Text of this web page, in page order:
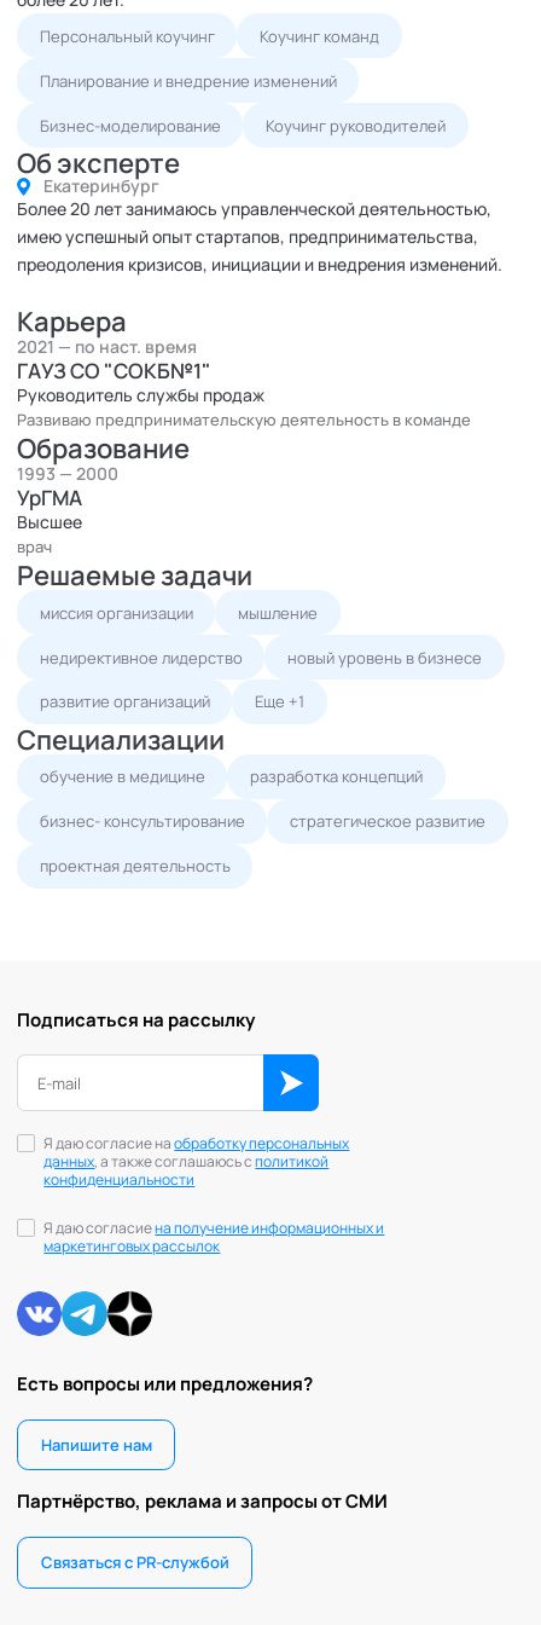
Персональный коучинг Коучинг команд
Планирование и внедрение изменений
Бизнес-моделирование Коучинг руководителей
Об эксперте
Екатеринбург
Более 20 лет занимаюсь управленческой деятельностью,
имею успешный опыт стартапов, предпринимательства,
преодоления кризисов, инициации и внедрения изменений.
Карьера
ГАУЗ СО "СОКБ№1"
Руководитель службы продаж
Развиваю предпринимательскую деятельность в команде
2021 — по наст. время
Образование
УрГМА
Высшее
врач
1993 — 2000
Решаемые задачи
миссия организации мышление
недирективное лидерство новый уровень в бизнесе
развитие организаций Еще +1
Специализации
обучение в медицине разработка концепций
бизнес- консультирование стратегическое развитие
проектная деятельность
Есть вопросы или предложения?
Напишите нам
Партнёрство, реклама и запросы от СМИ
Связаться с PR-службой
Подписаться на рассылку
Я даю согласие наобработку персональных
данных, а также соглашаюсь сполитикой
конфиденциальности
Я даю согласиена получение информационных и
маркетинговых рассылок